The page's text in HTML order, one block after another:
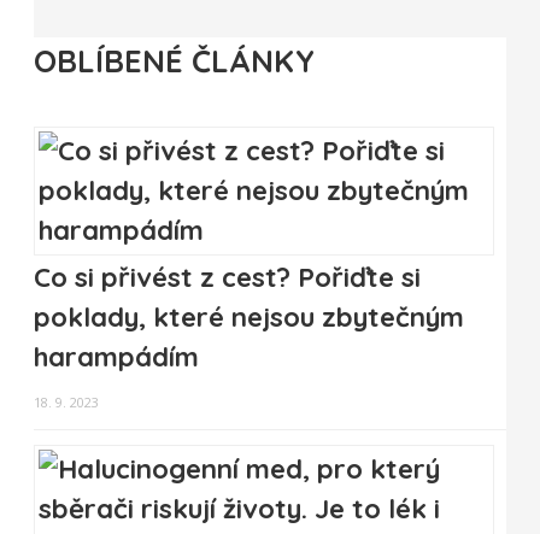
OBLÍBENÉ ČLÁNKY
Co si přivést z cest? Pořiďte si
poklady, které nejsou zbytečným
harampádím
18. 9. 2023